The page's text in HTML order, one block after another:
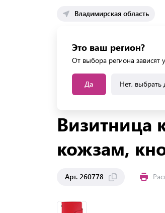
Владимирская область
Это ваш регион?
От выбора региона зависят
Да Нет, выбрать
Главная Каталог
Визитница
кожзам,
Арт. 260778